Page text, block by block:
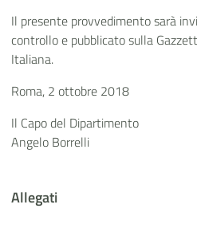
Il presente provvedimento sarà
controllo e pubblicato sulla
Italiana.
Roma, 2 ottobre 2018
Il Capo del Dipartimento
Angelo Borrelli
Allegati